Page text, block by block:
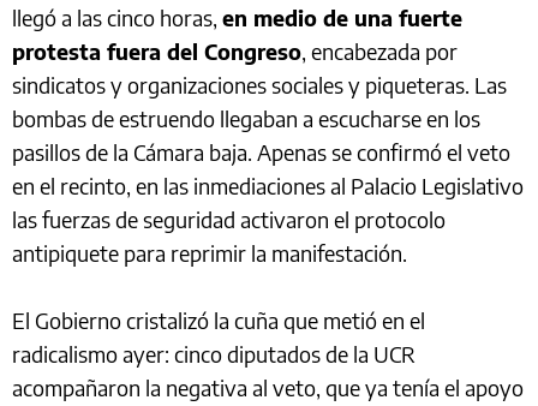
llegó a las cinco horas, en medio de una fuerte
protesta fuera del Congreso, encabezada por
sindicatos y organizaciones sociales y piqueteras. Las
bombas de estruendo llegaban a escucharse en los
pasillos de la Cámara baja. Apenas se confirmó el veto
en el recinto, en las inmediaciones al Palacio Legislativo
las fuerzas de seguridad activaron el protocolo
antipiquete para reprimir la manifestación.
El Gobierno cristalizó la cuña que metió en el
radicalismo ayer: cinco diputados de la UCR
acompañaron la negativa al veto, que ya tenía el apoyo